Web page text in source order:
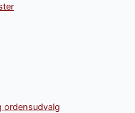
ordensudvalg